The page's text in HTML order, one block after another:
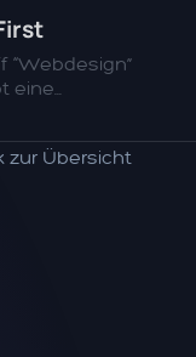
“Webdesign”
eine...
zur Übersicht